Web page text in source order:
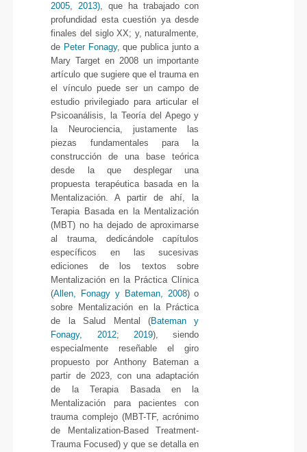
2005,2013), que ha trabajado con
profundidad esta cuestión ya desde
finales del siglo XX; y, naturalmente,
de Peter Fonagy, que publica junto a
Mary Target en 2008 un importante
artículo que sugiere que el trauma en
el vínculo puede ser un campo de
estudio privilegiado para articular el
Psicoanálisis, la Teoría del Apego y
la Neurociencia, justamente las
piezas fundamentales para la
construcción de una base teórica
desde la que desplegar una
propuesta terapéutica basada en la
Mentalización. A partir de ahí, la
Terapia Basada en la Mentalización
(MBT) no ha dejado de aproximarse
al trauma, dedicándole capítulos
específicos en las sucesivas
ediciones de los textos sobre
Mentalización en la Práctica Clínica
(Allen, Fonagy y Bateman, 2008) o
sobre Mentalización en la Práctica
de la Salud Mental (Bateman y
Fonagy, 2012;2019), siendo
especialmente reseñable el giro
propuesto por Anthony Bateman a
partir de 2023, con una adaptación
de la Terapia Basada en la
Mentalización para pacientes con
trauma complejo (MBT-TF, acrónimo
de Mentalization-Based Treatment-
Trauma Focused) y que se detalla en